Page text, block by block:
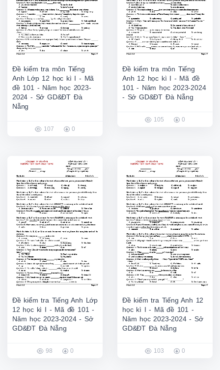
Đề kiểm tra môn Tiếng
Anh Lớp 12 học kì I - Mã
đề 101 - Năm học 2023-
2024 - Sở GD&ĐT Đà
Nẵng
107 0
Đề kiểm tra môn Tiếng
Anh 12 học kì I - Mã đề
101 - Năm học 2023-2024
- Sở GD&ĐT Đà Nẵng
105 0
Đề kiểm tra Tiếng Anh Lớp
12 học kì I - Mã đề 101 -
Năm học 2023-2024 - Sở
GD&ĐT Đà Nẵng
98 0
Đề kiểm tra Tiếng Anh 12
học kì I - Mã đề 101 -
Năm học 2023-2024 - Sở
GD&ĐT Đà Nẵng
103 0